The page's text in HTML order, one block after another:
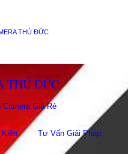
THỦ ĐỨC
THỦ ĐỨC
Camera Giá Rẻ
Tư Vấn Giải Pháp